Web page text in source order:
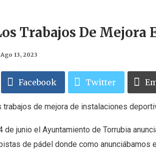
Trabajos De Mejora
Ago 13, 2023
Facebook Twitter
trabajos de mejora de instalaciones
de junio el Ayuntamiento de Torrubia
de pádel donde como